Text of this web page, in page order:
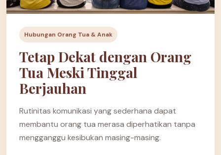
Hubungan Orang Tua & Anak
Tetap Dekat dengan Orang
Tua Meski Tinggal
Berjauhan
Rutinitas komunikasi yang sederhana dapat
membantu orang tua merasa diperhatikan tanpa
mengganggu kesibukan masing-masing.